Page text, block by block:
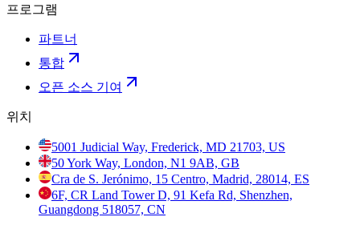
프로그램
파트너
통합
오픈 소스 기여
위치
5001 Judicial Way, Frederick, MD 21703, US
50 York Way, London, N1 9AB, GB
Cra de S. Jerónimo, 15 Centro, Madrid, 28014, ES
6F, CR Land Tower D, 91 Kefa Rd, Shenzhen,
Guangdong 518057, CN